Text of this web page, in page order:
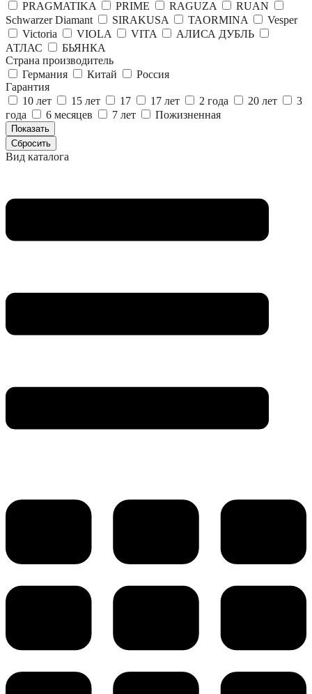
PRAGMATIKA PRIME RAGUZA
RUAN
Schwarzer Diamant
SIRAKUSA TAORMINA
Vesper
Victoria
VIOLA VITA
АЛИСА ДУБЛЬ
АТЛАС
БЬЯНКА
Страна производитель
Германия
Китай
Россия
Гарантия
10 лет
15 лет 17 17 лет 2 года 20 лет
3
года
6 месяцев 7 лет Пожизненная
Вид каталога